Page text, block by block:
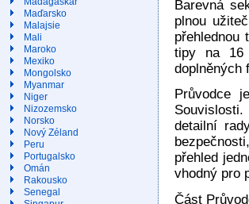
Maďarsko
Malajsie
Mali
Maroko
Mexiko
Mongolsko
Myanmar
Niger
Nizozemsko
Norsko
Nový Zéland
Peru
Portugalsko
Omán
Rakousko
Senegal
Barevná
plnou
přehlednou
tipy na 16
doplněných
Průvodce
detailní
přehled
vhodný pro
Část